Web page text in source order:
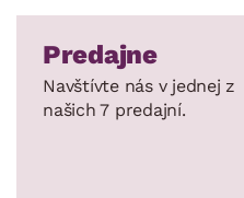
Predajne
Navštívte nás v jednej z
našich 7 predajní.